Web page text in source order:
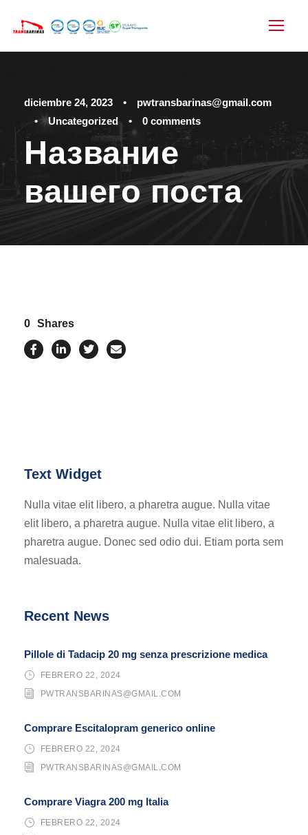
diciembre 24, 2023 •
pwtransbarinas@gmail.com
•
Uncategorized • 0 comments
Название
вашего поста
0 Shares
Text Widget
Nulla vitae elit libero, a pharetra augue. Nulla vitae
elit libero, a pharetra augue. Nulla vitae elit libero, a
pharetra augue. Donec sed odio dui. Etiam porta sem
malesuada.
Recent News
Pillole di Tadacip 20 mg senza prescrizione medica
FEBRERO 22, 2024
PWTRANSBARINAS@GMAIL.COM
Comprare Escitalopram generico online
FEBRERO 22, 2024
PWTRANSBARINAS@GMAIL.COM
Comprare Viagra 200 mg Italia
FEBRERO 22, 2024